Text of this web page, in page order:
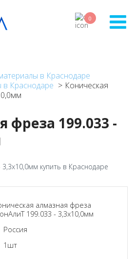
0
в Краснодаре
в Краснодаре
Коническая
фреза 199.033 -
алмазная фреза
199.033 - 3,3х10,0мм
Россия
1шт